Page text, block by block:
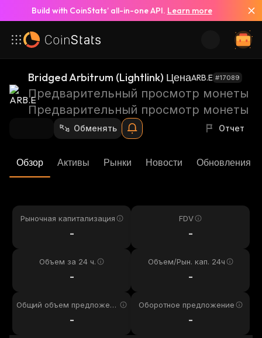
Build with CoinStats’ all-in-one API. Learn more
Bridged Arbitrum (Lightlink) ЦенаARB.E #17089
Предварительный просмотр монеты
Предварительный просмотр монеты
Обменять Отчет
Обзор Активы Рынки Новости Обновления
Рыночная капитализация
-
FDV
-
Объем за 24 ч.
-
Объем/Рын. кап. 24ч
-
Общий объем предложени
-
Оборотное предложение
-